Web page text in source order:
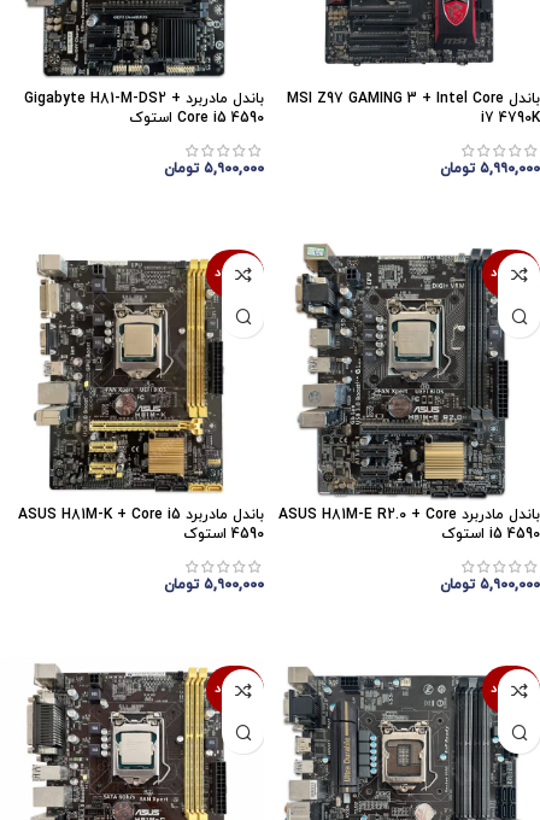
باندل MSI Z97 GAMING 3 + Intel Core
i7 4790K
۵,۹۹۰,۰۰۰ تومان
باندل مادربرد Gigabyte H81-M-DS2 +
Core i5 4590 استوک
۵,۹۰۰,۰۰۰ تومان
ناموجود
باندل مادربرد ASUS H81M-E R2.0 + Core
i5 4590 استوک
۵,۹۰۰,۰۰۰ تومان
ناموجود
باندل مادربرد ASUS H81M-K + Core i5
4590 استوک
۵,۹۰۰,۰۰۰ تومان
ناموجود ناموجود